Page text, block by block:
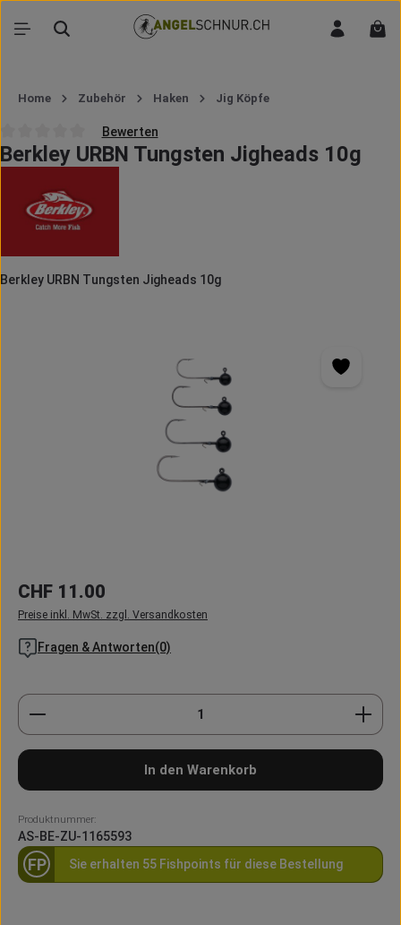
Zum Hauptinhalt springen
Home Zubehör Haken Jig Köpfe
Durchschnittliche Bewertung von 0 von 5 Sternen
Bewerten
Berkley URBN Tungsten Jigheads 10g
Berkley URBN Tungsten Jigheads 10g
Regulärer Preis:
CHF 11.00
Preise inkl. MwSt. zzgl. Versandkosten
Fragen & Antworten(0)
Produkt Anzahl: Gib den gewünschten Wert ein
In den Warenkorb
Produktnummer:
AS-BE-ZU-1165593
FP Sie erhalten 55 Fishpoints für diese Bestellung